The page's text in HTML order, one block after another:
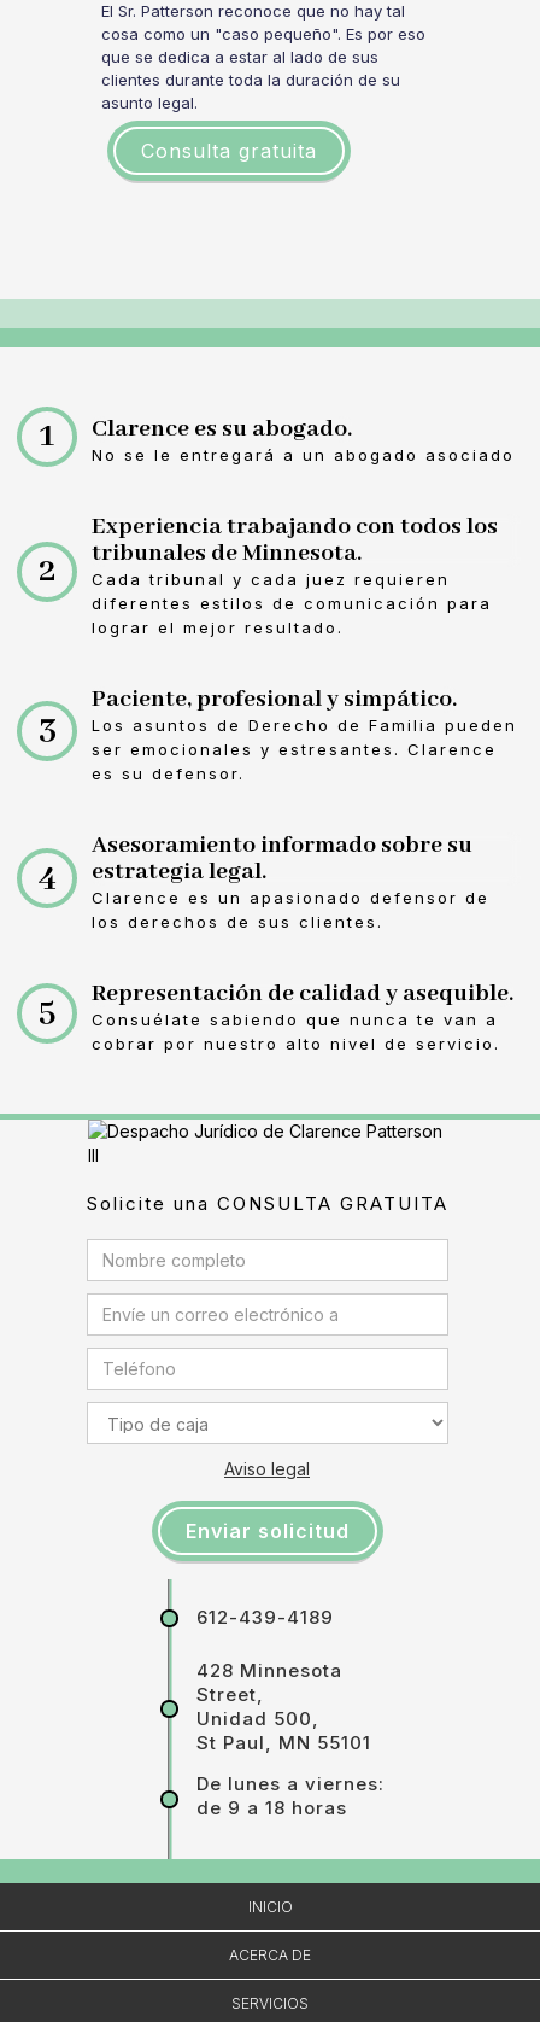
El Sr. Patterson reconoce que no hay tal
cosa como un "caso pequeño". Es por eso
que se dedica a estar al lado de sus
clientes durante toda la duración de su
asunto legal.
Consulta gratuita
1 Clarence es su abogado.
No se le entregará a un abogado asociado
2
Experiencia trabajando con todos los
tribunales de Minnesota.
Cada tribunal y cada juez requieren
diferentes estilos de comunicación para
lograr el mejor resultado.
3
Paciente, profesional y simpático.
Los asuntos de Derecho de Familia pueden
ser emocionales y estresantes. Clarence
es su defensor.
4
Asesoramiento informado sobre su
estrategia legal.
Clarence es un apasionado defensor de
los derechos de sus clientes.
5 Representación de calidad y asequible.
Consuélate sabiendo que nunca te van a
cobrar por nuestro alto nivel de servicio.
Solicite una CONSULTA GRATUITA
Aviso legal
612-439-4189
428 Minnesota
Street,
Unidad 500,
St Paul, MN 55101
De lunes a viernes:
de 9 a 18 horas
INICIO
ACERCA DE
SERVICIOS